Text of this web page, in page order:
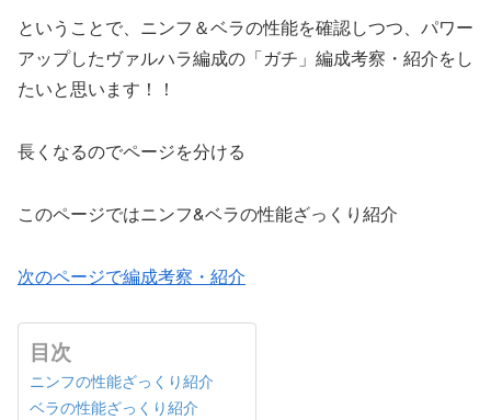
ということで、ニンフ＆ベラの性能を確認しつつ、パワー
アップしたヴァルハラ編成の「ガチ」編成考察・紹介をし
たいと思います！！
長くなるのでページを分ける
このページではニンフ&ベラの性能ざっくり紹介
次のページで編成考察・紹介
目次
ニンフの性能ざっくり紹介
ベラの性能ざっくり紹介